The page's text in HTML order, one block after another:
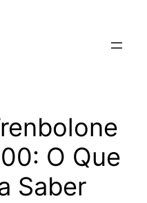
O Que
Saber